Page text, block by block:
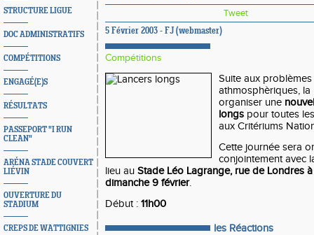
STRUCTURE LIGUE
DOC ADMINISTRATIFS
COMPÉTITIONS
ENGAGÉ(E)S
RÉSULTATS
PASSEPORT "I RUN
CLEAN"
ARÉNA STADE COUVERT
LIÉVIN
OUVERTURE DU
STADIUM
CREPS DE WATTIGNIES
Tweet
5 Février 2003 - FJ (webmaster)
Compétitions
Suite aux
athmosphèriques, la
organiser une
longs pour toutes
aux Critériums
Cette journée sera
conjointement avec
lieu au Stade Léo Lagrange, rue de Londres
dimanche 9 février.
Début : 11h00
les Réactions